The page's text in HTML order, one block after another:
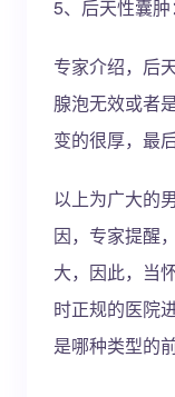
5、后天性囊肿：
专家介绍，后
腺泡无效或者
变的很厚，最
以上为广大的
因，专家提醒
大，因此，当
时正规的医院
是哪种类型的